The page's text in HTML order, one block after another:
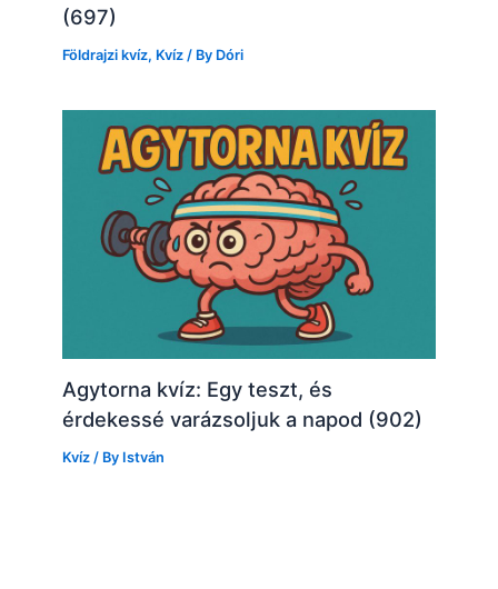
(697)
Földrajzi kvíz, Kvíz / By Dóri
Agytorna kvíz: Egy teszt, és
érdekessé varázsoljuk a napod (902)
Kvíz / By István